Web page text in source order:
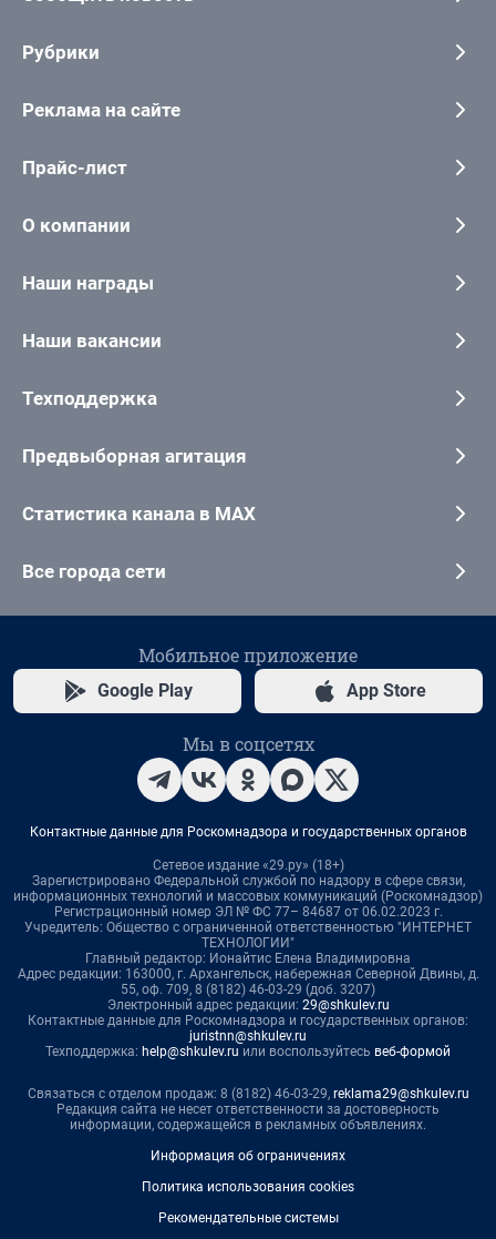
Рубрики
Реклама на сайте
Прайс-лист
О компании
Наши награды
Наши вакансии
Техподдержка
Предвыборная агитация
Статистика канала в MAX
Все города сети
Мобильное приложение
Google Play App Store
Мы в соцсетях
Контактные данные для Роскомнадзора и государственных органов
Сетевое издание «29.ру» (18+)
Зарегистрировано Федеральной службой по надзору в сфере связи,
информационных технологий и массовых коммуникаций (Роскомнадзор)
Регистрационный номер ЭЛ № ФС 77– 84687 от 06.02.2023 г.
Учредитель: Общество с ограниченной ответственностью "ИНТЕРНЕТ
ТЕХНОЛОГИИ"
Главный редактор: Ионайтис Елена Владимировна
Адрес редакции: 163000, г. Архангельск, набережная Северной Двины, д.
55, оф. 709, 8 (8182) 46-03-29 (доб. 3207)
Электронный адрес редакции: 29@shkulev.ru
Контактные данные для Роскомнадзора и государственных органов:
juristnn@shkulev.ru
Техподдержка: help@shkulev.ru или воспользуйтесь веб-формой
Связаться с отделом продаж: 8 (8182) 46-03-29, reklama29@shkulev.ru
Редакция сайта не несет ответственности за достоверность
информации, содержащейся в рекламных объявлениях.
Информация об ограничениях
Политика использования cookies
Рекомендательные системы